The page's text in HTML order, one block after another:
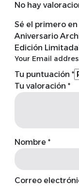
No hay
Sé el primero
Aniversario
Edición
Your Email
Tu puntuación *
Tu valoración *
Nombre *
Correo